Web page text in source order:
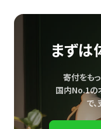
まずは
寄付をも
国内No.1の
で、